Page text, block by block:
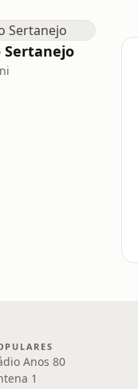
Sertanejo
Anos 80
1